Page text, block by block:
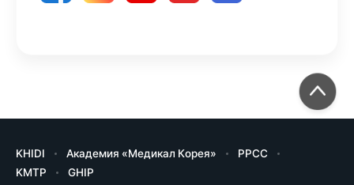
KHIDI Академия «Медикал Корея»
PPCC
KMTP
GHIP